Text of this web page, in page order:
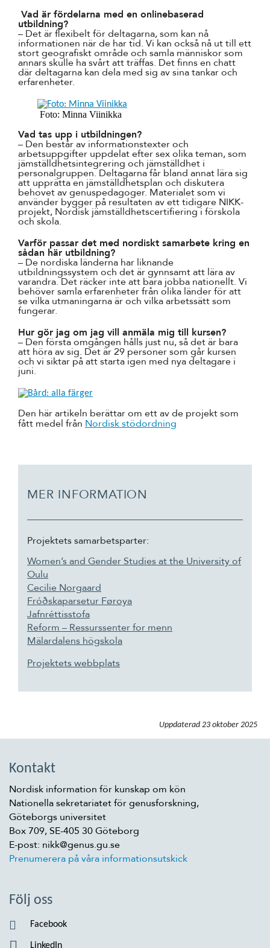
Vad är fördelarna med en onlinebaserad
utbildning?
– Det är flexibelt för deltagarna, som kan nå
informationen när de har tid. Vi kan också nå ut till ett
stort geografiskt område och samla människor som
annars skulle ha svårt att träffas. Det finns en chatt
där deltagarna kan dela med sig av sina tankar och
erfarenheter.
Foto: Minna Viinikka
Vad tas upp i utbildningen?
– Den består av informationstexter och
arbetsuppgifter uppdelat efter sex olika teman, som
jämställdhetsintegrering och jämställdhet i
personalgruppen. Deltagarna får bland annat lära sig
att upprätta en jämställdhetsplan och diskutera
behovet av genuspedagoger. Materialet som vi
använder bygger på resultaten av ett tidigare NIKK-
projekt, Nordisk jämställdhetscertifiering i förskola
och skola.
Varför passar det med nordiskt samarbete kring en
sådan här utbildning?
– De nordiska länderna har liknande
utbildningssystem och det är gynnsamt att lära av
varandra. Det räcker inte att bara jobba nationellt. Vi
behöver samla erfarenheter från olika länder för att
se vilka utmaningarna är och vilka arbetssätt som
fungerar.
Hur gör jag om jag vill anmäla mig till kursen?
– Den första omgången hålls just nu, så det är bara
att höra av sig. Det är 29 personer som går kursen
och vi siktar på att starta igen med nya deltagare i
juni.
Den här artikeln berättar om ett av de projekt som
fått medel från Nordisk stödordning
MER INFORMATION
Projektets samarbetsparter:
Women’s and Gender Studies at the University of
Oulu
Cecilie Norgaard
Fróðskaparsetur Føroya
Jafnréttisstofa
Reform – Ressurssenter for menn
Mälardalens högskola
Projektets webbplats
Uppdaterad 23 oktober 2025
Kontakt
Nordisk information för kunskap om kön
Nationella sekretariatet för genusforskning,
Göteborgs universitet
Box 709, SE-405 30 Göteborg
E-post: nikk@genus.gu.se
Prenumerera på våra informationsutskick
Följ oss
Facebook
LinkedIn